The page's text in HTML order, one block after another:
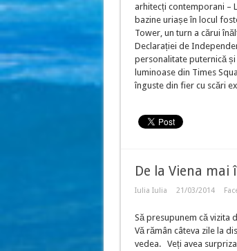
arhitecți contemporani –
bazine uriașe în locul
Tower, un turn a cărui
Declarației de
personalitate puternică
luminoase din Times
înguste din fier cu scări
De la Viena
Iulia Iulia 21/03/2014
Să presupunem că vizita
Vă rămân câteva zile la
vedea. Veți avea